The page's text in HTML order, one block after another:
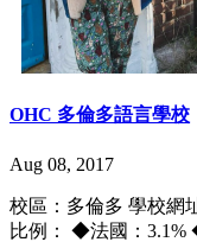
OHC 多倫多語言學校
Aug 08, 2017
校區：多倫多 學校網
比例： ◆法國：